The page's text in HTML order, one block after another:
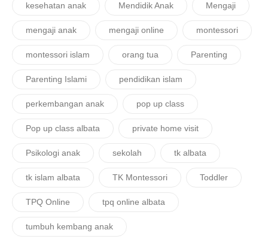
kesehatan anak Mendidik Anak Mengaji
mengaji anak mengaji online montessori
montessori islam orang tua Parenting
Parenting Islami pendidikan islam
perkembangan anak pop up class
Pop up class albata private home visit
Psikologi anak sekolah tk albata
tk islam albata TK Montessori Toddler
TPQ Online tpq online albata
tumbuh kembang anak